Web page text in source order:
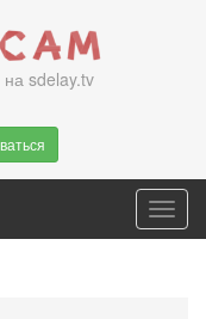
sdelay.tv